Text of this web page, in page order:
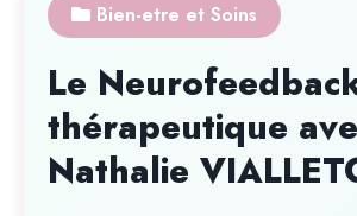
Bien-etre et Soins
Le
thérapeutique
Nathalie